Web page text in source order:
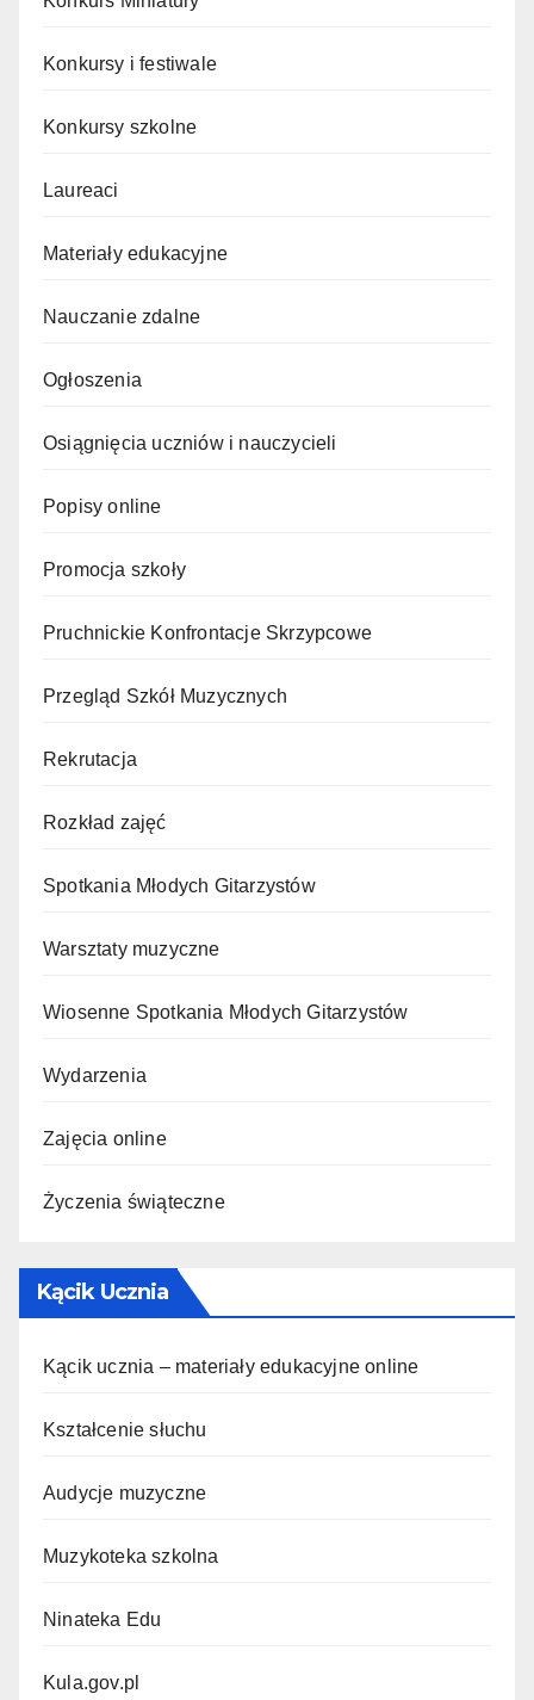
Konkursy i festiwale
Konkursy szkolne
Laureaci
Materiały edukacyjne
Nauczanie zdalne
Ogłoszenia
Osiągnięcia uczniów i nauczycieli
Popisy online
Promocja szkoły
Pruchnickie Konfrontacje Skrzypcowe
Przegląd Szkół Muzycznych
Rekrutacja
Rozkład zajęć
Spotkania Młodych Gitarzystów
Warsztaty muzyczne
Wiosenne Spotkania Młodych Gitarzystów
Wydarzenia
Zajęcia online
Życzenia świąteczne
Kącik Ucznia
Kącik ucznia – materiały edukacyjne online
Kształcenie słuchu
Audycje muzyczne
Muzykoteka szkolna
Ninateka Edu
Kula.gov.pl